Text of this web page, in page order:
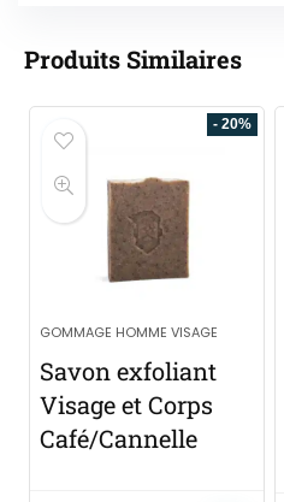
Produits Similaires
- 20%
GOMMAGE HOMME VISAGE
Savon exfoliant
Visage et Corps
Café/Cannelle